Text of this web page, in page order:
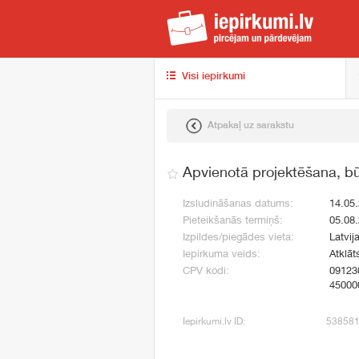
Visi iepirkumi
Atpakaļ uz sarakstu
Apvienotā projektēšana,
Izsludināšanas datums:
Pieteikšanās termiņš:
Izpildes/piegādes vieta:
Iepirkuma veids:
CPV kodi:
Iepirkumi.lv ID: